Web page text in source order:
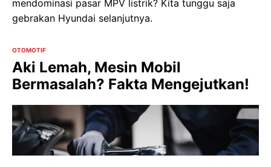
mendominasi pasar MPV listrik? Kita tunggu saja
gebrakan Hyundai selanjutnya.
OTOMOTIF
Aki Lemah, Mesin Mobil
Bermasalah? Fakta Mengejutkan!